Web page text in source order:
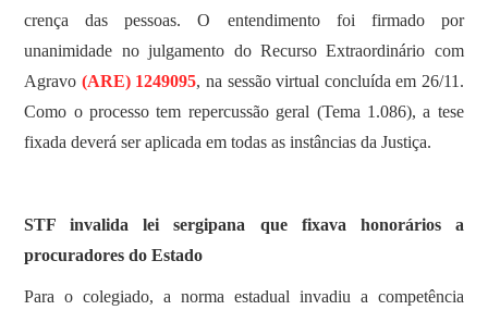
crença das pessoas. O entendimento foi firmado por
unanimidade no julgamento do Recurso Extraordinário com
Agravo (ARE) 1249095, na sessão virtual concluída em 26/11.
Como o processo tem repercussão geral (Tema 1.086), a tese
fixada deverá ser aplicada em todas as instâncias da Justiça.
STF invalida lei sergipana que fixava honorários a
procuradores do Estado
Para o colegiado, a norma estadual invadiu a competência